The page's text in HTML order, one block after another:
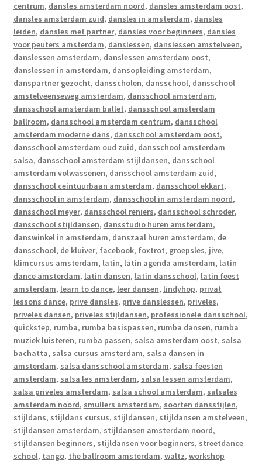
centrum, dansles amsterdam noord, dansles amsterdam oost,
dansles amsterdam zuid, dansles in amsterdam, dansles
leiden, dansles met partner, dansles voor beginners, dansles
voor peuters amsterdam, danslessen, danslessen amstelveen,
danslessen amsterdam, danslessen amsterdam oost,
danslessen in amsterdam, dansopleiding amsterdam,
danspartner gezocht, dansscholen, dansschool, dansschool
amstelveenseweg amsterdam, dansschool amsterdam,
dansschool amsterdam ballet, dansschool amsterdam
ballroom, dansschool amsterdam centrum, dansschool
amsterdam moderne dans, dansschool amsterdam oost,
dansschool amsterdam oud zuid, dansschool amsterdam
salsa, dansschool amsterdam stijldansen, dansschool
amsterdam volwassenen, dansschool amsterdam zuid,
dansschool ceintuurbaan amsterdam, dansschool ekkart,
dansschool in amsterdam, dansschool in amsterdam noord,
dansschool meyer, dansschool reniers, dansschool schroder,
dansschool stijldansen, dansstudio huren amsterdam,
danswinkel in amsterdam, danszaal huren amsterdam, de
dansschool, de kluiver, facebook, foxtrot, groepsles, jive,
klimcursus amsterdam, latin, latin agenda amsterdam, latin
dance amsterdam, latin dansen, latin dansschool, latin feest
amsterdam, learn to dance, leer dansen, lindyhop, privat
lessons dance, prive dansles, prive danslessen, priveles,
priveles dansen, priveles stijldansen, professionele dansschool,
quickstep, rumba, rumba basispassen, rumba dansen, rumba
muziek luisteren, rumba passen, salsa amsterdam oost, salsa
bachatta, salsa cursus amsterdam, salsa dansen in
amsterdam, salsa dansschool amsterdam, salsa feesten
amsterdam, salsa les amsterdam, salsa lessen amsterdam,
salsa priveles amsterdam, salsa school amsterdam, salsales
amsterdam noord, smullers amsterdam, soorten dansstijlen,
stijldans, stijldans cursus, stijldansen, stijldansen amstelveen,
stijldansen amsterdam, stijldansen amsterdam noord,
stijldansen beginners, stijldansen voor beginners, streetdance
school, tango, the ballroom amsterdam, waltz, workshop